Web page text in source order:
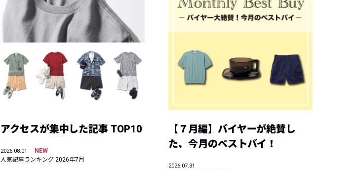
アクセスが集中した記事 TOP10
2026.08.01
NEW
人気記事ランキング 2026年7月
【７月編】バイヤーが絶賛し
た、今月のベストバイ！
2026.07.31